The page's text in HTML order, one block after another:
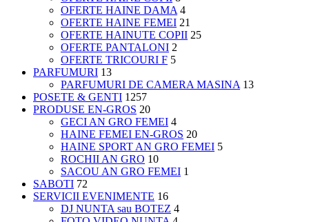
OFERTE HAINE DAMA 4
OFERTE HAINE FEMEI 21
OFERTE HAINUTE COPII 25
OFERTE PANTALONI 2
OFERTE TRICOURI F 5
PARFUMURI 13
PARFUMURI DE CAMERA MASINA 13
POSETE & GENTI 1257
PRODUSE EN-GROS 20
GECI AN GRO FEMEI 4
HAINE FEMEI EN-GROS 20
HAINE SPORT AN GRO FEMEI 5
ROCHII AN GRO 10
SACOU AN GRO FEMEI 1
SABOTI 72
SERVICII EVENIMENTE 16
DJ NUNTA sau BOTEZ 4